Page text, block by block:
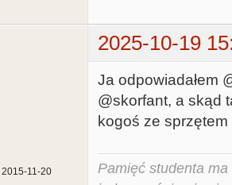
2025-10-19
2015-11-20
Ja odpowiadałem
@skorfant, a skąd
kogoś ze
Pamięć studenta